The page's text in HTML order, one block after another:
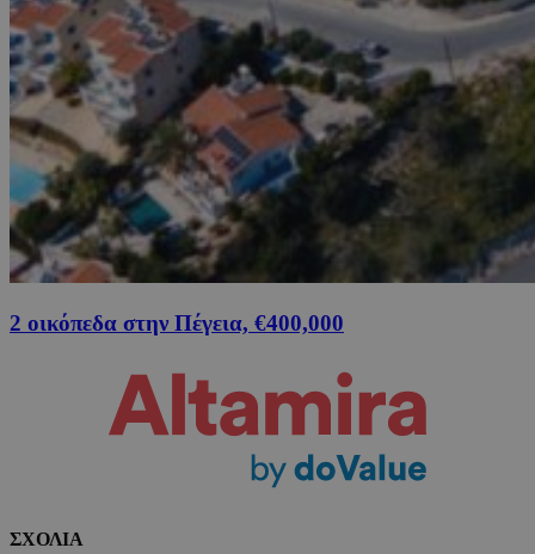
2 οικόπεδα στην Πέγεια, €400,000
ΣΧΟΛΙΑ